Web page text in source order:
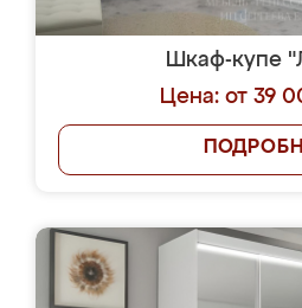
Шкаф-купе
Цена: от 39